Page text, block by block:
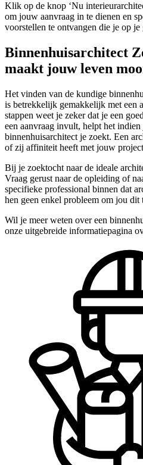
Klik op de knop ‘Nu
om jouw aanvraag in te dienen en
voorstellen te ontvangen die je op
Binnenhuisarchitect
maakt jouw leven
Het vinden van de kundige
is betrekkelijk gemakkelijk met een
stappen weet je zeker dat je een
een aanvraag invult, helpt het
binnenhuisarchitect je zoekt. Een
of zij affiniteit heeft met jouw
Bij je zoektocht naar de ideale
Vraag gerust naar de opleiding of
specifieke professional binnen dat
hen geen enkel probleem om jou dit
Wil je meer weten over een
onze uitgebreide informatiepagina